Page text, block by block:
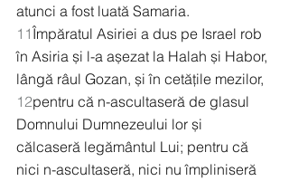
atunci a fost luată Samaria.
11Împăratul Asiriei a dus pe Israel rob
în Asiria și l-a așezat la Halah și Habor,
lângă râul Gozan, și în cetățile mezilor,
12pentru că n-ascultaseră de glasul
Domnului Dumnezeului lor și
călcaseră legământul Lui; pentru că
nici n-ascultaseră, nici nu împliniseră